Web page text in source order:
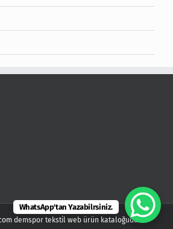
demspor tekstil web ürün kataloğudur.
WhatsApp'tan Yazabilrsiniz.